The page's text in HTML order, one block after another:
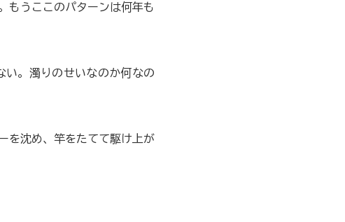
もうここのパターンは何年も
い。濁りのせいなのか何なの
を沈め、竿をたてて駆け上が